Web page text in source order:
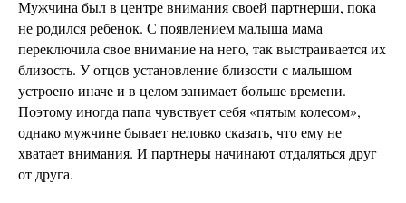
Мужчина был в центре внимания своей партнерши, пока
не родился ребенок. С появлением малыша мама
переключила свое внимание на него, так выстраивается их
близость. У отцов установление близости с малышом
устроено иначе и в целом занимает больше времени.
Поэтому иногда папа чувствует себя «пятым колесом»,
однако мужчине бывает неловко сказать, что ему не
хватает внимания. И партнеры начинают отдаляться друг
от друга.